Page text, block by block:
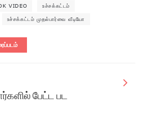
VIDEO உச்சக்கட்டம்
உச்சக்கட்டம் முதல்பார்வை வீடியோ
பேட்ட பட